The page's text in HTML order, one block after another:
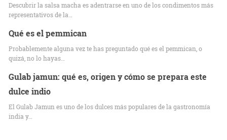
Descubrir la salsa macha es adentrarse en uno de los condimentos más
representativos de la…
Qué es el pemmican
Probablemente alguna vez te has preguntado qué es el pemmican, o
quizá, no lo hayas…
Gulab jamun: qué es, origen y cómo se prepara este
dulce indio
El Gulab Jamun es uno de los dulces más populares de la gastronomía
india y…